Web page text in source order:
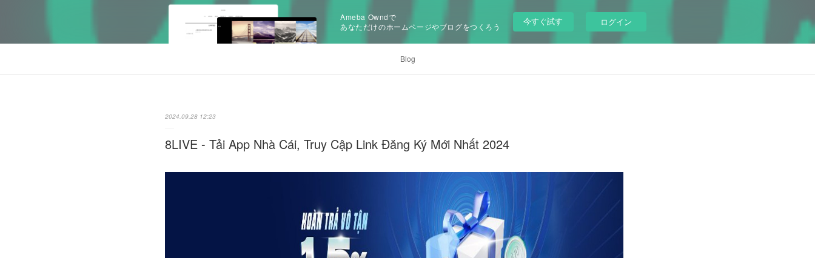
Ameba Owndで
あなただけのホームページやブログをつくろう
今すぐ試す ログイン
Blog
2024.09.28 12:23
8LIVE - Tải App Nhà Cái, Truy Cập Link Đăng Ký Mới Nhất 2024